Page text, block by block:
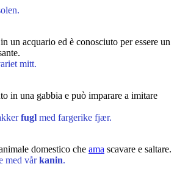
un acquario ed è conosciuto per essere un
mitt.
in una gabbia e può imparare a imitare
fugl med fargerike fjær.
domestico che ama scavare e saltare.
med vårkanin.